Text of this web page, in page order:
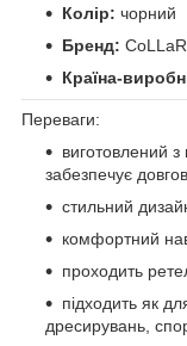
Колір: чорний
Бренд: CoLLaR
Країна-
Переваги:
виготовлений
забезпечує
стильний
комфортний
проходить
підходить як
дресирувань,